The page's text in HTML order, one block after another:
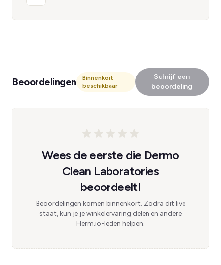
Beoordelingen
Binnenkort
beschikbaar
Schrijf een
beoordeling
Wees de eerste die Dermo
Clean Laboratories
beoordeelt!
Beoordelingen komen binnenkort. Zodra dit live
staat, kun je je winkelervaring delen en andere
Herm.io-leden helpen.